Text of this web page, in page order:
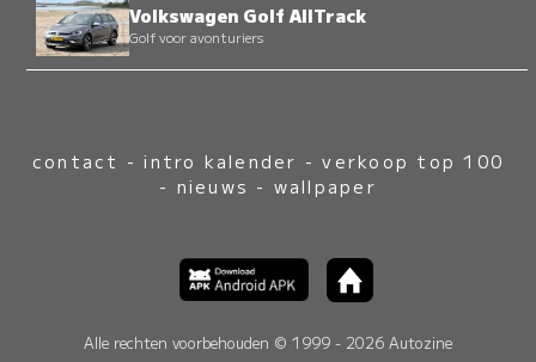
Volkswagen Golf AllTrack
Golf voor avonturiers
contact -intro kalender -verkoop top 100
- nieuws - wallpaper
Alle rechten voorbehouden © 1999 - 2026 Autozine